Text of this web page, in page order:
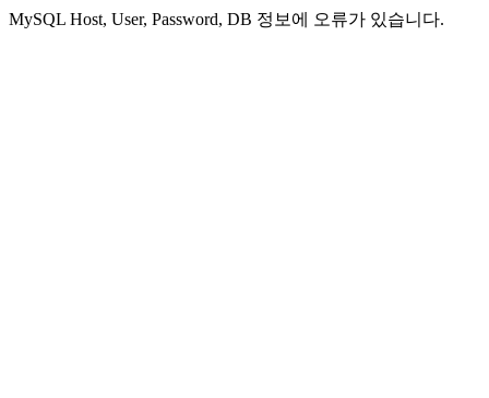
MySQL Host, User, Password, DB 정보에 오류가 있습니다.